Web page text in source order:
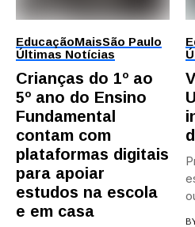
EducaçãoMaisSão Paulo
Últimas Notícias
Crianças do 1º ao
5º ano do Ensino
Fundamental
contam com
plataformas digitais
para apoiar
estudos na escola
e em casa